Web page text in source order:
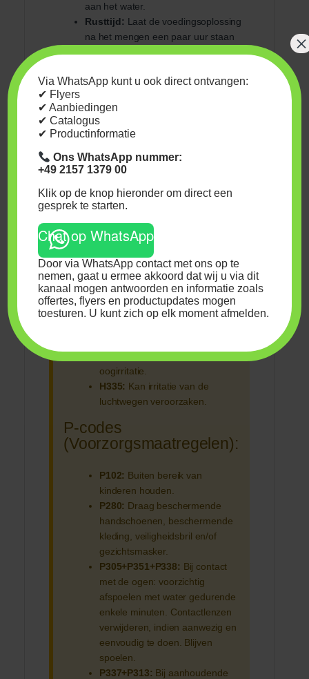
aan het water.
Rusttijd: Laat de voedingsoplossing
na het mengen een paar uur staan
Veiligheidsinstructies
Voeding bestaat onder meer uit
huid en slijmvliezen prikkelen.
Probeer daarom direct
lichaamscontact te vermijden.
Bij aanraking met de huid of
ogen direct spoelen met water.
Buiten bereik van kinderen
Vorstvrij en donker bewaren.
H-codes
(Gevarenidentificatie):
oogirritatie.
H335: Kan irritatie van de
luchtwegen veroorzaken.
P-codes
(Voorzorgsmaatregelen):
P102: Buiten bereik van
kinderen houden.
P280: Draag beschermende
handschoenen, beschermende
kleding, veiligheidsbril en/of
gezichtsmasker.
P305+P351+P338: Bij contact
met de ogen: voorzichtig
afspoelen met water gedurende
enkele minuten. Contactlenzen
verwijderen, indien aanwezig en
eenvoudig te doen. Blijven
spoelen.
P337+P313: Bij aanhoudende
Via WhatsApp kunt u ook direct ontvangen:
✔ Flyers
✔ Aanbiedingen
✔ Catalogus
✔ Productinformatie
Ons WhatsApp nummer:
+49 2157 1379 00
Klik op de knop hieronder om direct een
gesprek te starten.
Chat op WhatsApp
Door via WhatsApp contact met ons op te
nemen, gaat u ermee akkoord dat wij u via dit
kanaal mogen antwoorden en informatie zoals
offertes, flyers en productupdates mogen
toesturen. U kunt zich op elk moment afmelden.
×